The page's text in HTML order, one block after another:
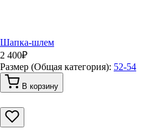
Шапка-шлем
2 400₽
Размер (Общая категория): 52-54
В корзину